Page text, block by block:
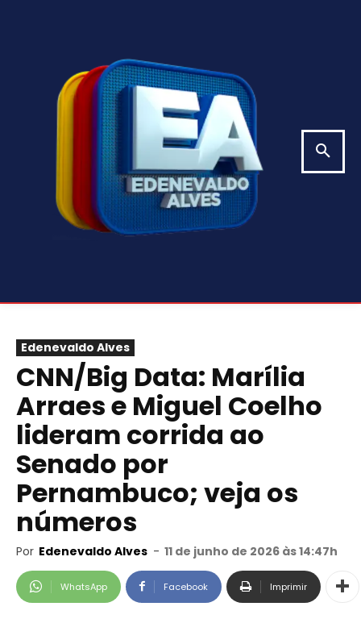
Edenevaldo Alves
CNN/Big Data: Marília
Arraes e Miguel Coelho
lideram corrida ao
Senado por
Pernambuco; veja os
números
Por Edenevaldo Alves - 11 de junho de 2026 às 14:47h
WhatsApp Facebook Imprimir